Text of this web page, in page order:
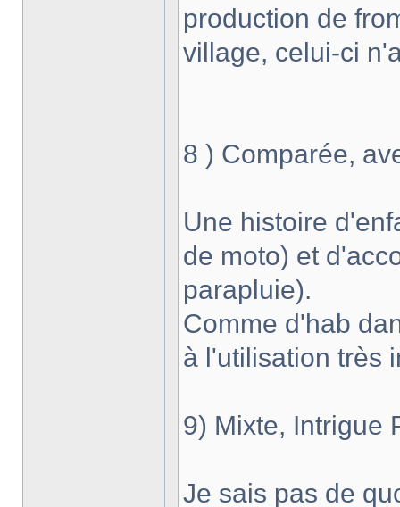
production de
village, celui-ci
8 ) Comparée,
Une histoire
de moto) et
parapluie).
Comme d'hab
à l'utilisation très
9) Mixte, Intrigue
Je sais pas de